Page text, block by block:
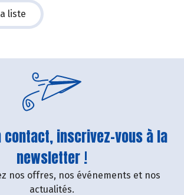
liste
contact, inscrivez-vous à la
newsletter !
nos offres, nos événements et nos
actualités.